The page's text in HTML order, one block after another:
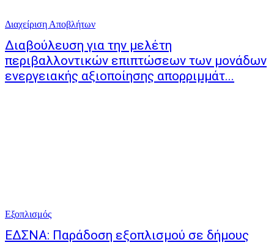
Διαχείριση Αποβλήτων
Διαβούλευση για την μελέτη
περιβαλλοντικών επιπτώσεων των μονάδων
ενεργειακής αξιοποίησης απορριμμάτ...
Εξοπλισμός
ΕΔΣΝΑ: Παράδοση εξοπλισμού σε δήμους